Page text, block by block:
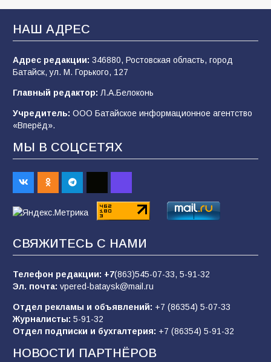
В Батайске продолжаются дорожные работы
107 04.08.2026
строительные профессии в ходе
спортивного праздника
90
«Слухами Москву не возьмёшь»: почему
заявления Киева о мобилизации — это
отчаяние, а не разведка
83 02.08.2026
Батайчане вышли в финал Всероссийского
конкурса «Большая перемена»
62 04.08.2026
Командовал боем до последнего: герой
НАШ АДРЕС
Адрес редакции: 346880, Ростовская область, город
Батайск, ул. М. Горького, 127
Главный редактор: Л.А.Белоконь
Учредитель: ООО Батайское информационное агентство
«Вперёд».
МЫ В СОЦСЕТЯХ
СВЯЖИТЕСЬ С НАМИ
Телефон редакции: +7(863)545-07-33, 5-91-32
Эл. почта: vpered-bataysk@mail.ru
Отдел рекламы и объявлений: +7 (86354) 5-07-33
Журналисты: 5-91-32
Отдел подписки и бухгалтерия: +7 (86354) 5-91-32
НОВОСТИ ПАРТНЁРОВ